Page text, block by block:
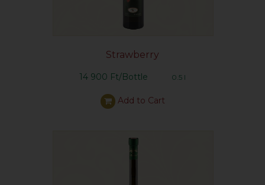
Strawberry
14 900 Ft/Bottle 0.5 l
Add to Cart